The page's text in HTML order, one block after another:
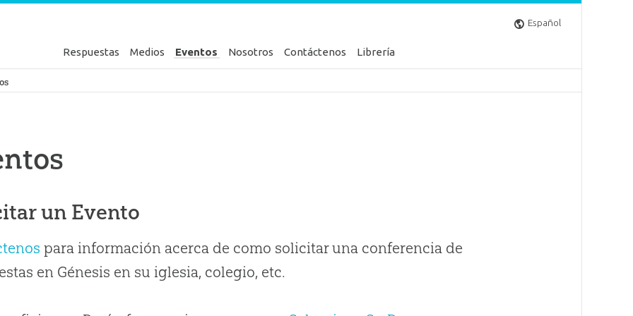
Español
Respuestas Medios Eventos Nosotros Contáctenos Librería
Génesis
un Evento
para información acerca de como solicitar una conferencia de
en Génesis en su iglesia, colegio, etc.